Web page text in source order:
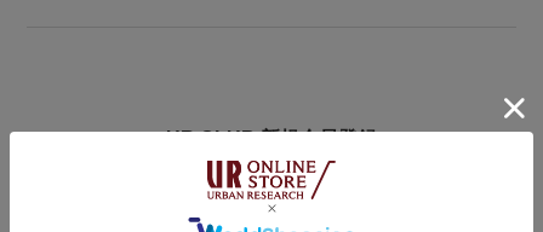
UR CLUB 新規会員登録
アーバンリサーチオンラインストアのログインには
オンラインストア・店舗共通会員サービス「UR CLUB」への登録が必要で